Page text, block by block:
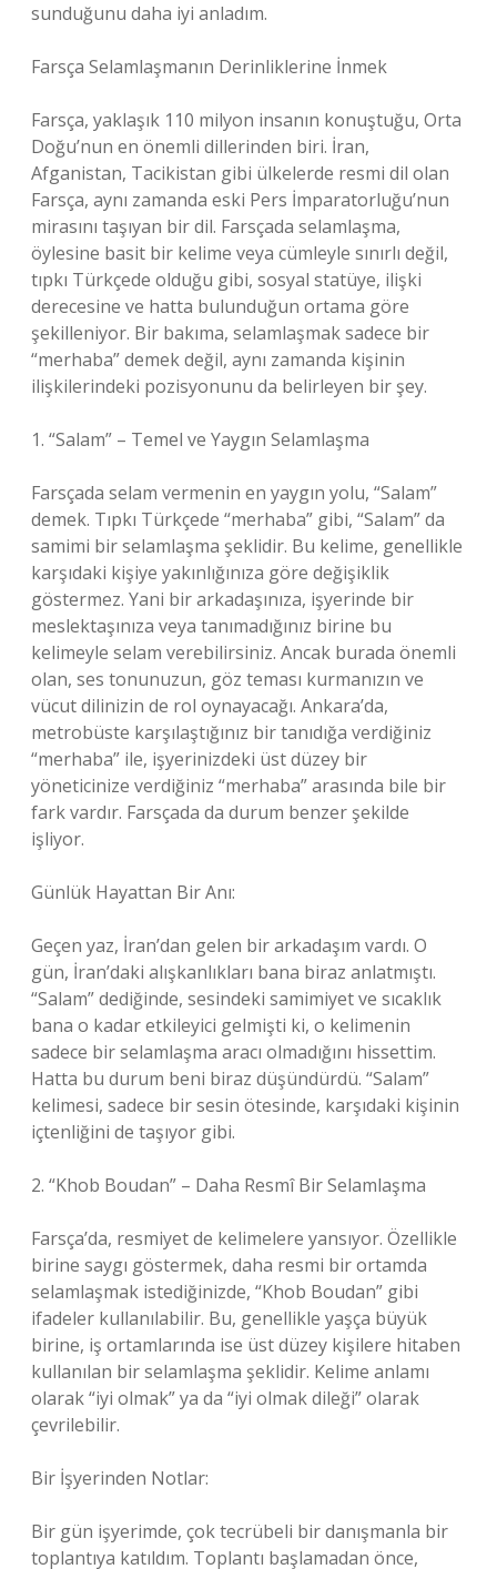
sunduğunu daha iyi anladım.
Farsça Selamlaşmanın Derinliklerine İnmek
Farsça, yaklaşık 110 milyon insanın konuştuğu, Orta
Doğu’nun en önemli dillerinden biri. İran,
Afganistan, Tacikistan gibi ülkelerde resmi dil olan
Farsça, aynı zamanda eski Pers İmparatorluğu’nun
mirasını taşıyan bir dil. Farsçada selamlaşma,
öylesine basit bir kelime veya cümleyle sınırlı değil,
tıpkı Türkçede olduğu gibi, sosyal statüye, ilişki
derecesine ve hatta bulunduğun ortama göre
şekilleniyor. Bir bakıma, selamlaşmak sadece bir
“merhaba” demek değil, aynı zamanda kişinin
ilişkilerindeki pozisyonunu da belirleyen bir şey.
1. “Salam” – Temel ve Yaygın Selamlaşma
Farsçada selam vermenin en yaygın yolu, “Salam”
demek. Tıpkı Türkçede “merhaba” gibi, “Salam” da
samimi bir selamlaşma şeklidir. Bu kelime, genellikle
karşıdaki kişiye yakınlığınıza göre değişiklik
göstermez. Yani bir arkadaşınıza, işyerinde bir
meslektaşınıza veya tanımadığınız birine bu
kelimeyle selam verebilirsiniz. Ancak burada önemli
olan, ses tonunuzun, göz teması kurmanızın ve
vücut dilinizin de rol oynayacağı. Ankara’da,
metrobüste karşılaştığınız bir tanıdığa verdiğiniz
“merhaba” ile, işyerinizdeki üst düzey bir
yöneticinize verdiğiniz “merhaba” arasında bile bir
fark vardır. Farsçada da durum benzer şekilde
işliyor.
Günlük Hayattan Bir Anı:
Geçen yaz, İran’dan gelen bir arkadaşım vardı. O
gün, İran’daki alışkanlıkları bana biraz anlatmıştı.
“Salam” dediğinde, sesindeki samimiyet ve sıcaklık
bana o kadar etkileyici gelmişti ki, o kelimenin
sadece bir selamlaşma aracı olmadığını hissettim.
Hatta bu durum beni biraz düşündürdü. “Salam”
kelimesi, sadece bir sesin ötesinde, karşıdaki kişinin
içtenliğini de taşıyor gibi.
2. “Khob Boudan” – Daha Resmî Bir Selamlaşma
Farsça’da, resmiyet de kelimelere yansıyor. Özellikle
birine saygı göstermek, daha resmi bir ortamda
selamlaşmak istediğinizde, “Khob Boudan” gibi
ifadeler kullanılabilir. Bu, genellikle yaşça büyük
birine, iş ortamlarında ise üst düzey kişilere hitaben
kullanılan bir selamlaşma şeklidir. Kelime anlamı
olarak “iyi olmak” ya da “iyi olmak dileği” olarak
çevrilebilir.
Bir İşyerinden Notlar:
Bir gün işyerimde, çok tecrübeli bir danışmanla bir
toplantıya katıldım. Toplantı başlamadan önce,